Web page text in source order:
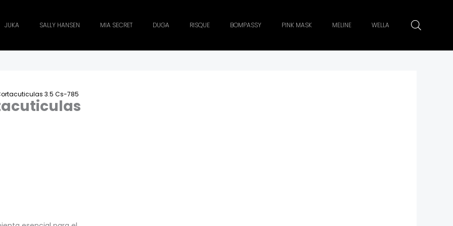
JUKA SALLY HANSEN MIA SECRET DUGA RISQUE BOMPASSY PINK MASK MELINE WELLA
3.5 Cs-785